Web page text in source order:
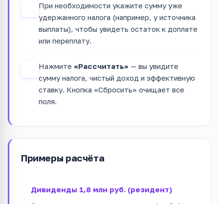
При необходимости укажите сумму уже
удержанного налога (например, у источника
выплаты), чтобы увидеть остаток к доплате
или переплату.
Нажмите «Рассчитать» — вы увидите
сумму налога, чистый доход и эффективную
ставку. Кнопка «Сбросить» очищает все
поля.
Примеры расчёта
Дивиденды 1,8 млн руб. (резидент)